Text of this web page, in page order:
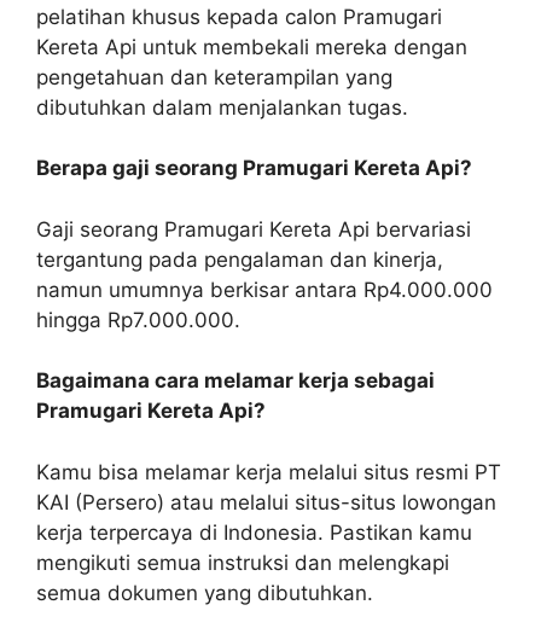
pelatihan khusus kepada calon Pramugari
Kereta Api untuk membekali mereka dengan
pengetahuan dan keterampilan yang
dibutuhkan dalam menjalankan tugas.
Berapa gaji seorang Pramugari Kereta Api?
Gaji seorang Pramugari Kereta Api bervariasi
tergantung pada pengalaman dan kinerja,
namun umumnya berkisar antara Rp4.000.000
hingga Rp7.000.000.
Bagaimana cara melamar kerja sebagai
Pramugari Kereta Api?
Kamu bisa melamar kerja melalui situs resmi PT
KAI (Persero) atau melalui situs-situs lowongan
kerja terpercaya di Indonesia. Pastikan kamu
mengikuti semua instruksi dan melengkapi
semua dokumen yang dibutuhkan.